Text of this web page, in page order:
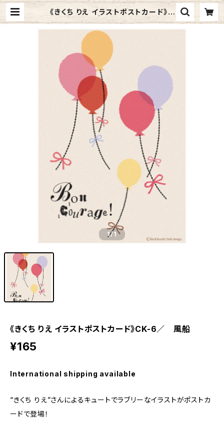
《きくち りえ イラストポストカード》C
K-6／ 風船 | Graphic Arts Sto
re
1/1
《きくち りえ イラストポストカード》CK-6／ 風船
¥165
International shipping available
“きくち りえ”さんによるキュートでラブリーなイラストがポストカ
ードで登場！